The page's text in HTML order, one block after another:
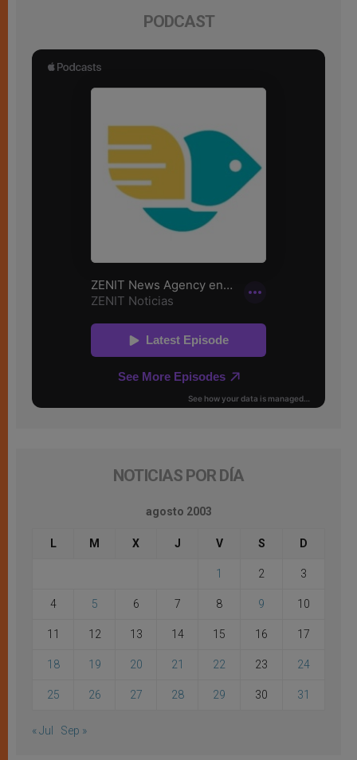
PODCAST
NOTICIAS POR DÍA
agosto 2003
L M X J V S D
1 2 3
4 5 6 7 8 9 10
11 12 13 14 15 16 17
18 19 20 21 22 23 24
25 26 27 28 29 30 31
« Jul Sep »